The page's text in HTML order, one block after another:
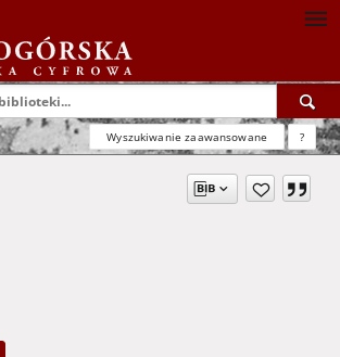
Wyszukiwanie zaawansowane ?